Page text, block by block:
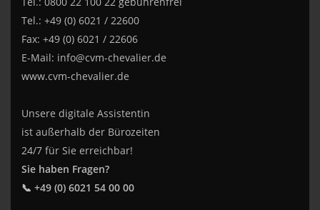
Tel.: +49 (0) 6021 / 22600
Fax: +49 (0) 6021 / 22606
E-Mail: info@cvm-chevalier.de
www.cvm-chevalier.de
Unsere digitale Assistentin
ist außerhalb der Bürozeiten
24/7 für Sie erreichbar!
Sie haben Fragen?
📞 +49 (0) 6021 54 00 00